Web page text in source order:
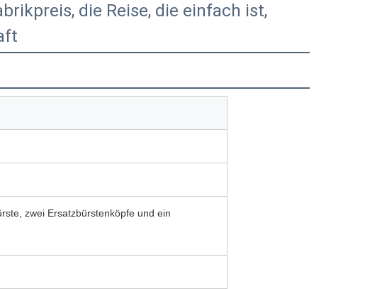
die Reise, die einfach ist,
zwei Ersatzbürstenköpfe und ein